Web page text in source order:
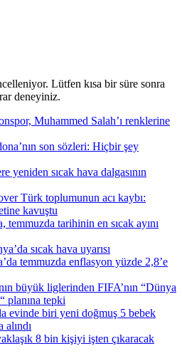
Lütfen kısa bir süre sonra
deneyiniz.
Muhammed Salah’ı renklerine
son sözleri: Hiçbir şey
yeniden sıcak hava dalgasının
Türk toplumunun acı kaybı:
kavuştu
temmuzda tarihinin en sıcak ayını
sıcak hava uyarısı
temmuzda enflasyon yüzde 2,8’e
büyük liglerinden FIFA’nın “Dünya
planına tepki
evinde biri yeni doğmuş 5 bebek
8 bin kişiyi işten çıkaracak